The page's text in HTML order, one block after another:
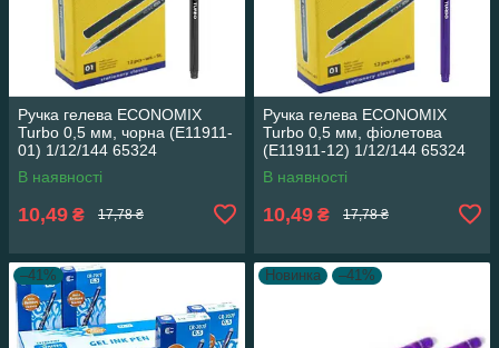
Ручка гелева ECONOMIX
Turbo 0,5 мм, чорна (E11911-
01) 1/12/144 65324
В наявності
10,49 ₴ 17,78 ₴
Ручка гелева ECONOMIX
Turbo 0,5 мм, фіолетова
(E11911-12) 1/12/144 65324
В наявності
10,49 ₴ 17,78 ₴
–41% Новинка –41%